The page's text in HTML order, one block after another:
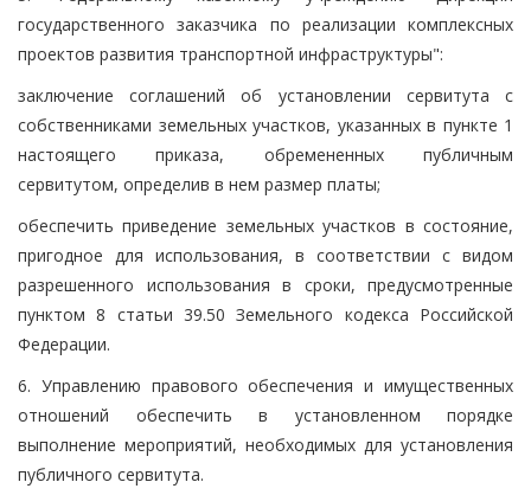
государственного заказчика по реализации комплексных
проектов развития транспортной инфраструктуры":
заключение соглашений об установлении сервитута с
собственниками земельных участков, указанных в пункте 1
настоящего приказа, обремененных публичным
сервитутом, определив в нем размер платы;
обеспечить приведение земельных участков в состояние,
пригодное для использования, в соответствии с видом
разрешенного использования в сроки, предусмотренные
пунктом 8 статьи 39.50 Земельного кодекса Российской
Федерации.
6. Управлению правового обеспечения и имущественных
отношений обеспечить в установленном порядке
выполнение мероприятий, необходимых для установления
публичного сервитута.